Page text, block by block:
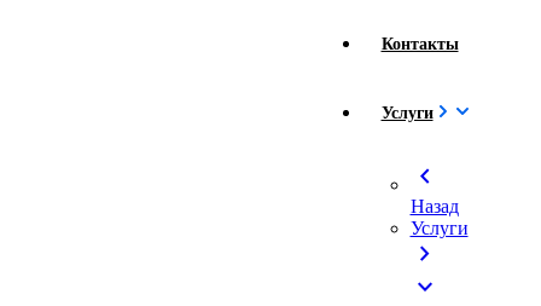
Контакты
Услуги
chevron_left
Назад
Услуги
chevron_right
expand_more